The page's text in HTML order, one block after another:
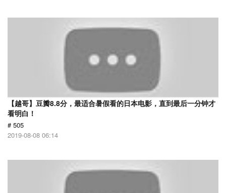
【越哥】豆瓣8.8分，最适合暑假看的日本电影，直到最后一分钟才
看明白！
# 505
2019-08-08 06:14